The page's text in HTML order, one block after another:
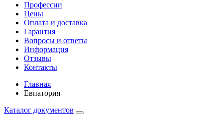
Профессии
Цены
Оплата и доставка
Гарантия
Вопросы и ответы
Информация
Отзывы
Контакты
Главная
Евпатория
Каталог документов